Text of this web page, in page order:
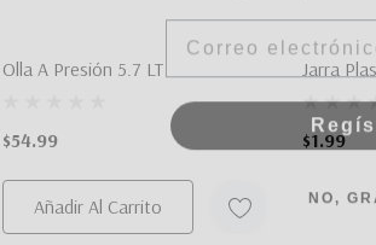
Olla A Presión 5.7 LT
$54.99
Añadir Al Carrito
Jarra
$1.99